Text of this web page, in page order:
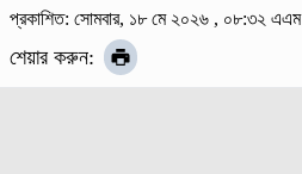
প্রকাশিত: সোমবার, ১৮ মে ২০২৬ , ০৮:৩২ এএম
শেয়ার করুন: